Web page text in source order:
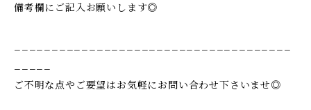
備考欄にご記入お願いします◎
ご不明な点やご要望はお気軽にお問い合わせ下さいませ◎